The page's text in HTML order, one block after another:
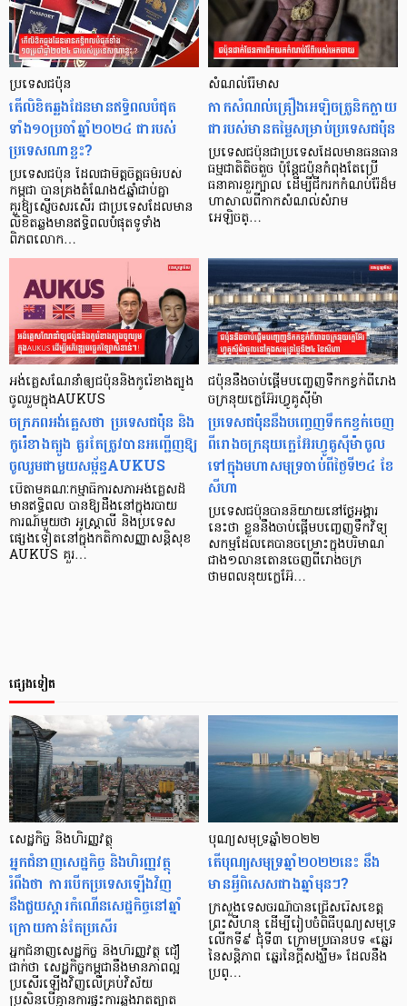
ប្រទេសជប៉ុន
តើលិខិតឆ្លងដែនមានឥទ្ធិពលបំផុត
ទាំង១០ប្រចាំឆ្នាំ២០២៤ ជារបស់
ប្រទេសណាខ្លះ?
ប្រទេសជប៉ុន ដែលជាមិត្តចិត្តធម៌របស់
កម្ពុជា បានគ្រងតំណែង៥ឆ្នាំជាប់គ្នា
គួរឱ្យស្ញើចសរសើរ ជាប្រទេសដែលមាន
លិខិតឆ្លងមានឥទ្ធិពលបំផុតទូទាំង
ពិភពលោក…
សំណល់រ៉ែមាស
កាកសំណល់គ្រឿងអេឡិចត្រូនិកក្លាយ
ជារបស់មានតម្លៃសម្រាប់ប្រទេសជប៉ុន
ប្រទេសជប៉ុនជាប្រទេសដែលមានធនធាន
ធម្មជាតិតិចតួច ប៉ុន្តែជប៉ុនកំពុងតែប្រើ
ធនាគារខួរក្បាល ដើម្បីជីករកកំណប់រ៉ែដ៏ម
ហាសាលពីកាកសំណល់សំរាម
អេឡិចត្…
អង់គ្លេសណែនាំឲ្យជប៉ុននិងកូរ៉េខាងត្បូង
ចូលរួមក្នុងAUKUS
ចក្រភពអង់គ្លេសថា ប្រទេសជប៉ុន និង
កូរ៉េខាងត្បូង គួរតែត្រូវបានអញ្ជើញឱ្យ
ចូលរួមជាមួយសម្ព័ន្ធAUKUS
បើតាមគណៈកម្មាធិការសភាអង់គ្លេសដ៏
មានឥទ្ធិពល បានឱ្យដឹងនៅក្នុងរបាយ
ការណ៍មួយថា អូស្ត្រាលី និងប្រទេស
ផ្សេងទៀតនៅក្នុងកតិកាសញ្ញាសន្តិសុខ
AUKUS គួរ…
ជប៉ុននឹងចាប់ផ្ដើមបញ្ចេញទឹកកខ្វក់ពីរោង
ចក្រនុយក្លេអ៊ែរហ្វូគូស៊ីម៉ា
ប្រទេសជប៉ុននឹងបញ្ចេញទឹកកខ្វក់ចេញ
ពីរោងចក្រនុយក្លេអ៊ែរហ្វូគូស៊ីម៉ាចូល
ទៅក្នុងមហាសមុទ្រចាប់ពីថ្ងៃទី២៤ ខែ
សីហា
ប្រទេសជប៉ុនបាននិយាយនៅថ្ងៃអង្គារ
នេះថា ខ្លួននឹងចាប់ផ្តើមបញ្ចេញទឹកវិទ្យុ
សកម្មដែលគេបានចម្រោះក្នុងបរិមាណ
ជាង១លានតោនចេញពីរោងចក្រ
ថាមពលនុយក្លេអ៊ែ…
ផ្សេងទៀត
សេដ្ឋកិច្ច និងហិរញ្ញវត្ថុ
អ្នកជំនាញសេដ្ឋកិច្ច និងហិរញ្ញវត្ថុ
រំពឹងថា ការបើកប្រទេសឡើងវិញ
នឹងជួយស្ដារកំណើនសេដ្ឋកិច្ចនៅឆ្នាំ
ក្រោយកាន់តែប្រសើរ
អ្នកជំនាញសេដ្ឋកិច្ច និងហិរញ្ញវត្ថុ ជឿ
ជាក់ថា សេដ្ឋកិច្ចកម្ពុជានឹងមានភាពល្អ
ប្រសើរឡើងវិញលើគ្រប់វិស័យ
ប្រសិនបើគ្មានការផ្ទុះការឆ្លងរាតត្បាត
បុណ្យសមុទ្រឆ្នាំ២០២២
តើបុណ្យសមុទ្រឆ្នាំ២០២២នេះ នឹង
មានអ្វីពិសេសជាងឆ្នាំមុនៗ?
ក្រសួងទេសចរណ៍បានជ្រើសរើសខេត្ត
ព្រះសីហនុ ដើម្បីរៀបចំពិធីបុណ្យសមុទ្រ
លើកទី៩ ជុំទី៣ ក្រោមប្រធានបទ «ឆ្នេរ
នៃសន្តិភាព ឆ្នេរនៃក្ដីសង្ឃឹម» ដែលនឹង
ប្រព្…